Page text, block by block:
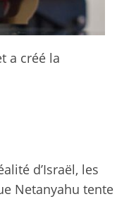
a créé la
d’Israël, les
Netanyahu tente